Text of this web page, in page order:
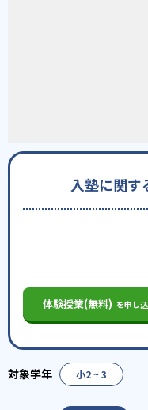
入塾に関す
体験授業(無料) を申し
小2 ~ 3